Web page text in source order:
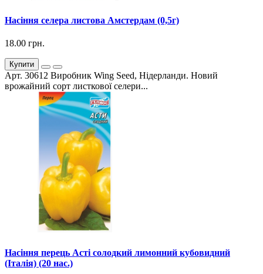
Насіння селера листова Амстердам (0,5г)
18.00 грн.
Купити
Арт. 30612 Виробник Wing Seed, Нідерланди. Новий
врожайний сорт листкової селери...
Насіння перець Асті солодкий лимонний кубовидний
(Італія) (20 нас.)